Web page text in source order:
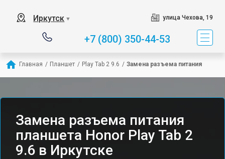
Иркутск ▼ улица Чехова, 19
+7 (800) 350-44-53
Главная / Планшет / Play Tab 2 9.6 / Замена разъема питания
Замена разъема питания
планшета Honor Play Tab 2
9.6 в Иркутске